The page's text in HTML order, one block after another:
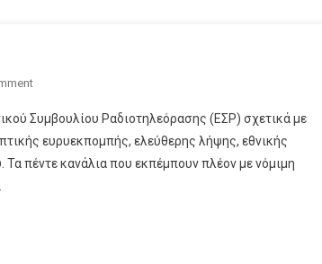
On
5
Άδειες
Του
Συμβουλίου Ραδιοτηλεόρασης (ΕΣΡ) σχετικά με
ευρυεκπομπής, ελεύθερης λήψης, εθνικής
πέντε κανάλια που εκπέμπουν πλέον με νόμιμη